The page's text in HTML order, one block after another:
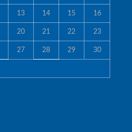
13 14 15 16
20 21 22 23
27 28 29 30